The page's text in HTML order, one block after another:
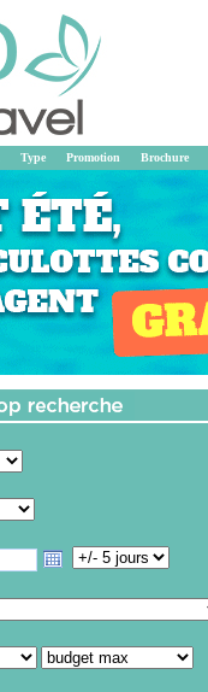
Type Promotion Brochure